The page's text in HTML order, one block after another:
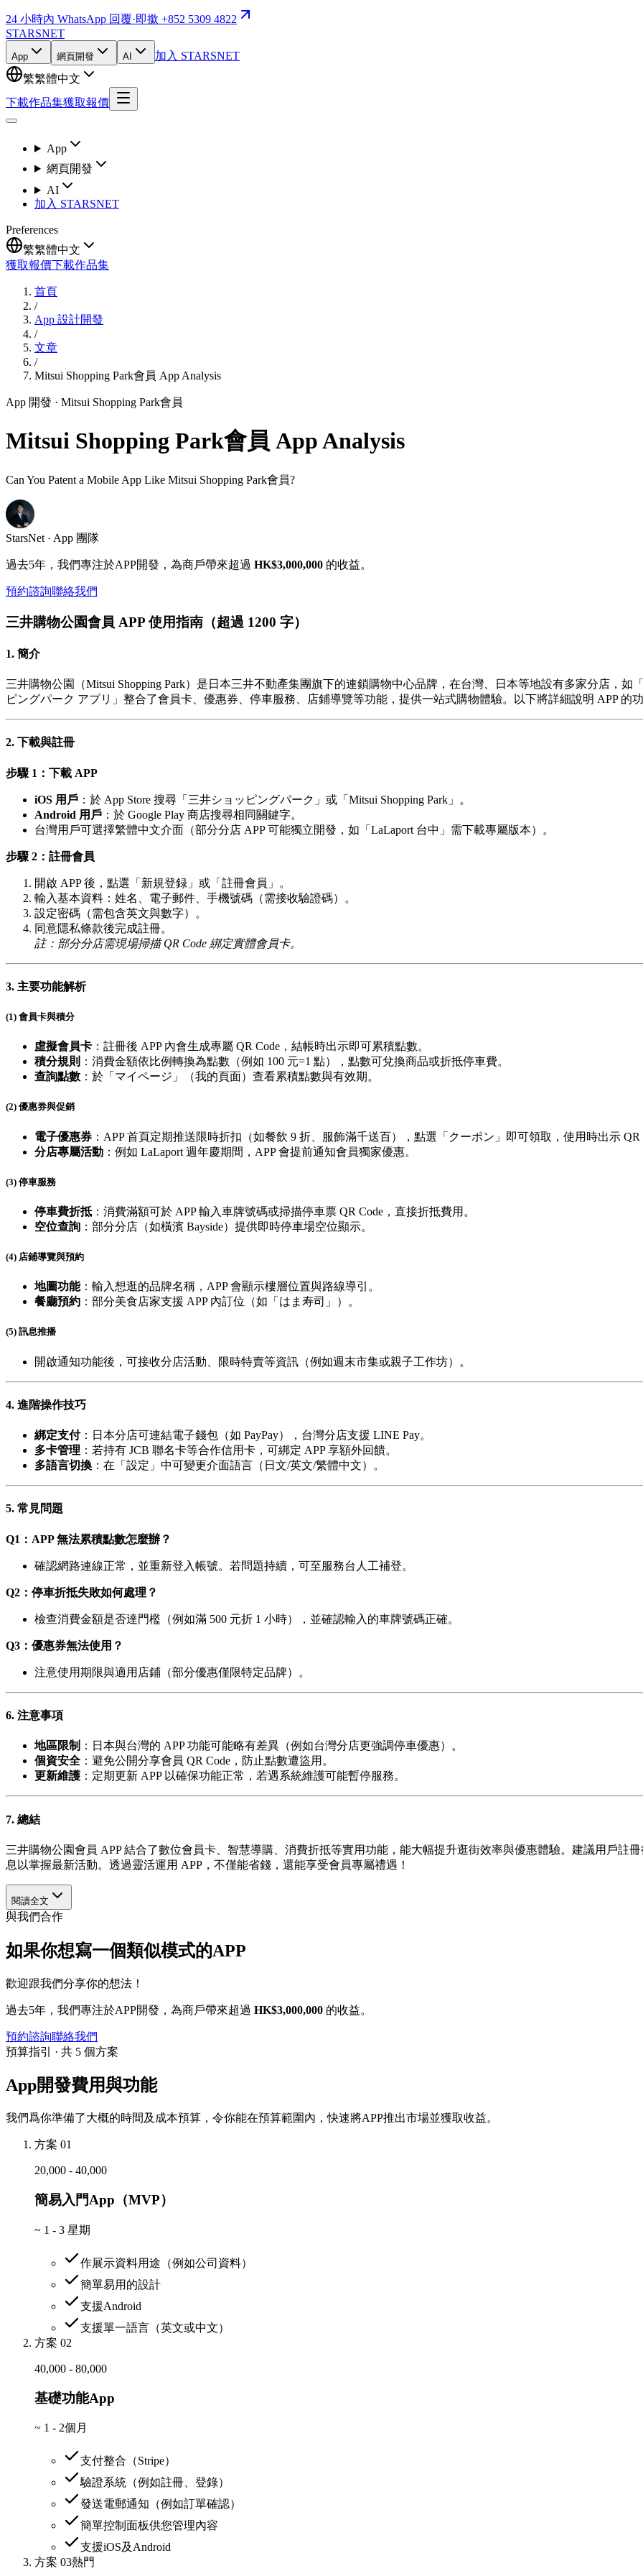
24 小時內 WhatsApp 回覆·即撳 +852 5309 4822
STARSNET
App 網頁開發 AI
加入 STARSNET
繁繁體中文
下載作品集獲取報價
App
網頁開發
AI
加入 STARSNET
Preferences
繁繁體中文
獲取報價下載作品集
首頁
/
App 設計開發
/
文章
/
Mitsui Shopping Park會員 App Analysis
App 開發 · Mitsui Shopping Park會員
Mitsui Shopping Park會員 App Analysis
Can You Patent a Mobile App Like Mitsui Shopping Park會員?
StarsNet · App 團隊
過去5年，我們專注於APP開發，為商戶帶來超過 HK$3,000,000 的收益。
預約諮詢聯絡我們
三井購物公園會員 APP 使用指南（超過 1200 字）
1. 簡介
三井購物公園（Mitsui Shopping Park）是日本三井不動產集團旗下的連鎖購物中心品牌，在台灣、日本等地設有多家分店，如
ピングパーク アプリ」整合了會員卡、優惠券、停車服務、店鋪導覽等功能，提供一站式購物體驗。以下將詳細說明 APP 的
2. 下載與註冊
步驟 1：下載 APP
iOS 用戶 ：於 App Store 搜尋「三井ショッピングパーク」或「Mitsui Shopping Park」。
Android 用戶 ：於 Google Play 商店搜尋相同關鍵字。
台灣用戶可選擇繁體中文介面（部分分店 APP 可能獨立開發，如「LaLaport 台中」需下載專屬版本）。
步驟 2：註冊會員
開啟 APP 後，點選「新規登録」或「註冊會員」。
輸入基本資料：姓名、電子郵件、手機號碼（需接收驗證碼）。
設定密碼（需包含英文與數字）。
同意隱私條款後完成註冊。
註：部分分店需現場掃描 QR Code 綁定實體會員卡。
3. 主要功能解析
(1) 會員卡與積分
虛擬會員卡 ：註冊後 APP 內會生成專屬 QR Code，結帳時出示即可累積點數。
積分規則 ：消費金額依比例轉換為點數（例如 100 元=1 點），點數可兌換商品或折抵停車費。
查詢點數 ：於「マイページ」（我的頁面）查看累積點數與有效期。
(2) 優惠券與促銷
電子優惠券 ：APP 首頁定期推送限時折扣（如餐飲 9 折、服飾滿千送百），點選「クーポン」即可領取，使用時出示 QR
分店專屬活動 ：例如 LaLaport 週年慶期間，APP 會提前通知會員獨家優惠。
(3) 停車服務
停車費折抵 ：消費滿額可於 APP 輸入車牌號碼或掃描停車票 QR Code，直接折抵費用。
空位查詢 ：部分分店（如橫濱 Bayside）提供即時停車場空位顯示。
(4) 店鋪導覽與預約
地圖功能：輸入想逛的品牌名稱，APP 會顯示樓層位置與路線導引。
餐廳預約 ：部分美食店家支援 APP 內訂位（如「はま寿司」）。
(5) 訊息推播
開啟通知功能後，可接收分店活動、限時特賣等資訊（例如週末市集或親子工作坊）。
4. 進階操作技巧
綁定支付：日本分店可連結電子錢包（如 PayPay），台灣分店支援 LINE Pay。
多卡管理 ：若持有 JCB 聯名卡等合作信用卡，可綁定 APP 享額外回饋。
多語言切換 ：在「設定」中可變更介面語言（日文/英文/繁體中文）。
5. 常見問題
Q1：APP 無法累積點數怎麼辦？
確認網路連線正常，並重新登入帳號。若問題持續，可至服務台人工補登。
Q2：停車折抵失敗如何處理？
檢查消費金額是否達門檻（例如滿 500 元折 1 小時），並確認輸入的車牌號碼正確。
Q3：優惠券無法使用？
注意使用期限與適用店鋪（部分優惠僅限特定品牌）。
6. 注意事項
地區限制 ：日本與台灣的 APP 功能可能略有差異（例如台灣分店更強調停車優惠）。
個資安全 ：避免公開分享會員 QR Code，防止點數遭盜用。
更新維護 ：定期更新 APP 以確保功能正常，若遇系統維護可能暫停服務。
7. 總結
三井購物公園會員 APP 結合了數位會員卡、智慧導購、消費折抵等實用功能，能大幅提升逛街效率與優惠體驗。建議用戶註
息以掌握最新活動。透過靈活運用 APP，不僅能省錢，還能享受會員專屬禮遇！
閱讀全文
與我們合作
如果你想寫一個類似模式的APP
歡迎跟我們分享你的想法！
過去5年，我們專注於APP開發，為商戶帶來超過 HK$3,000,000 的收益。
預約諮詢聯絡我們
預算指引 · 共 5 個方案
App開發費用與功能
我們爲你準備了大概的時間及成本預算，令你能在預算範圍內，快速將APP推出市場並獲取收益。
方案 01
20,000 - 40,000
簡易入門App（MVP）
~ 1 - 3 星期
作展示資料用途（例如公司資料）
簡單易用的設計
支援Android
支援單一語言（英文或中文）
方案 02
40,000 - 80,000
基礎功能App
~ 1 - 2個月
支付整合（Stripe）
驗證系統（例如註冊、登錄）
發送電郵通知（例如訂單確認）
簡單控制面板供您管理內容
支援iOS及Android
方案 03熱門